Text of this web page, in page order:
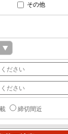
その他
締切間近